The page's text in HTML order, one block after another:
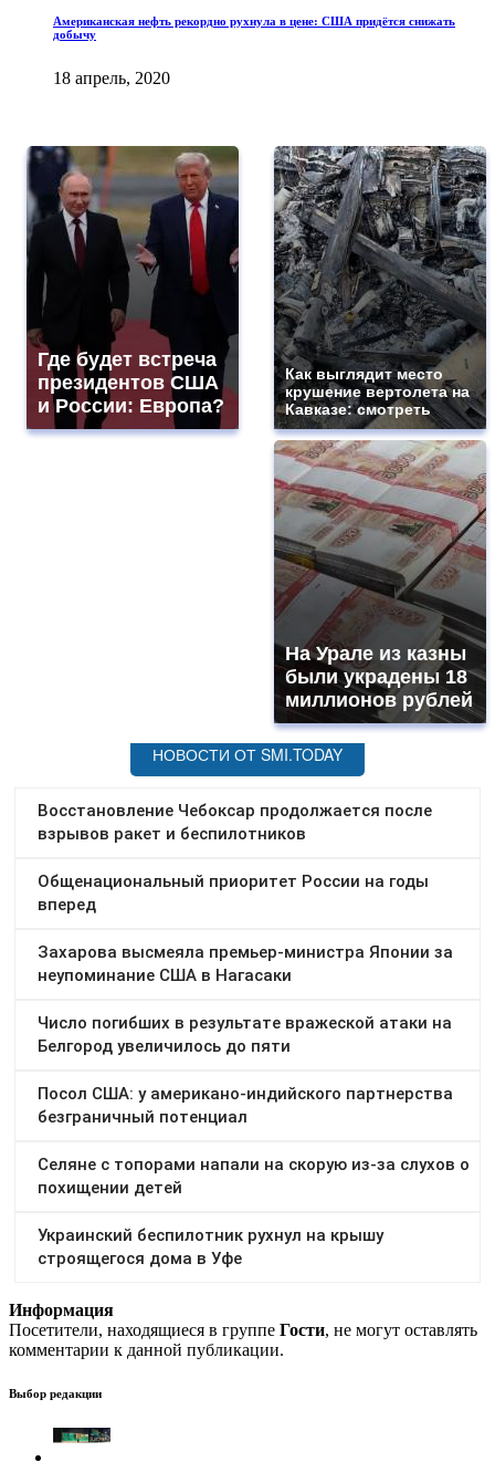
Американская нефть рекордно рухнула в цене: США придётся снижать
добычу
18 апрель, 2020
Где будет встреча
президентов США
и России: Европа?
Как выглядит место
крушение вертолета на
Кавказе: смотреть
На Урале из казны
были украдены 18
миллионов рублей
Информация
Посетители, находящиеся в группе Гости, не могут оставлять
комментарии к данной публикации.
Выбор редакции